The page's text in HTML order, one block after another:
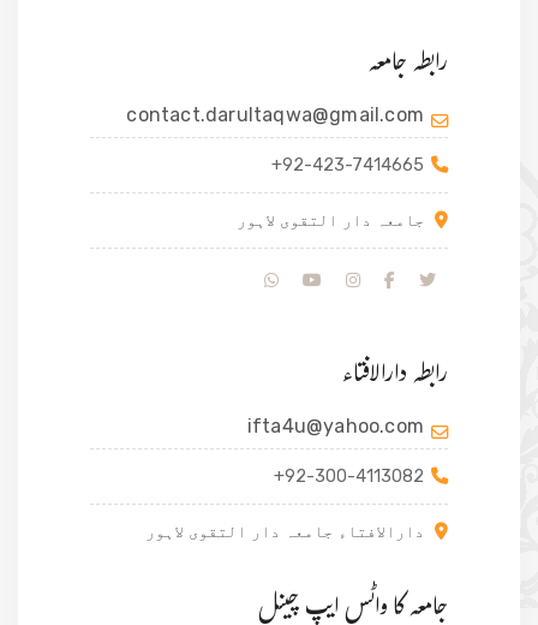
رابطہ جامعہ
contact.darultaqwa@gmail.com
+92-423-7414665
جامعہ دار التقوی لاہور
رابطہ دارالافتاء
ifta4u@yahoo.com
+92-300-4113082
دارالافتاء جامعہ دار التقوی لاہور
جامعہ کا واٹس ایپ چینل